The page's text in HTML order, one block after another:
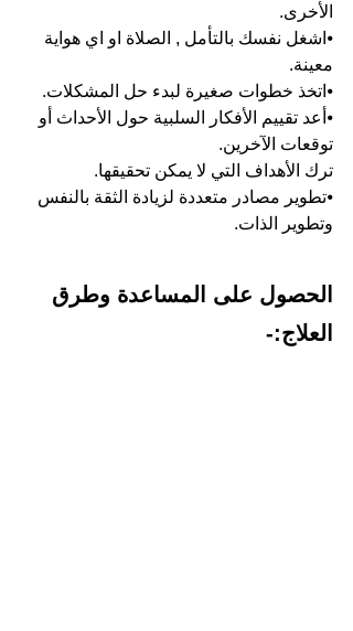
الأخرى.
⦁اشغل نفسك بالتأمل , الصلاة او اي هواية
معينة.
⦁اتخذ خطوات صغيرة لبدء حل المشكلات.
⦁أعد تقييم الأفكار السلبية حول الأحداث أو
توقعات الآخرين.
ترك الأهداف التي لا يمكن تحقيقها.
⦁تطوير مصادر متعددة لزيادة الثقة بالنفس
وتطوير الذات.
الحصول على المساعدة وطرق
العلاج:-